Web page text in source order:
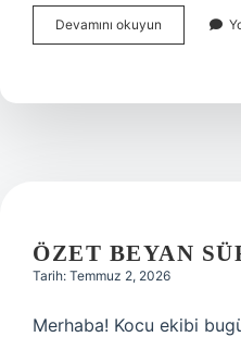
Devamını okuyun
kanser
ÖZET BEYAN
Tarih: Temmuz 2, 2026
Merhaba! Kocu ekibi